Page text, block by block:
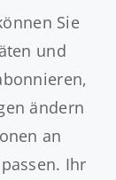
Sie
und
ändern
an
Ihr